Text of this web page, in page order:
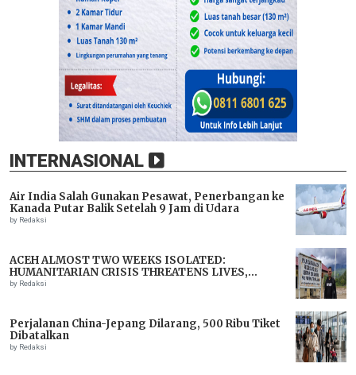
INTERNASIONAL
Air India Salah Gunakan Pesawat, Penerbangan ke
Kanada Putar Balik Setelah 9 Jam di Udara
by Redaksi
ACEH ALMOST TWO WEEKS ISOLATED:
HUMANITARIAN CRISIS THREATENS LIVES,
IMMEDIATE ASSISTANCE URGENTLY NEEDED
by Redaksi
Perjalanan China-Jepang Dilarang, 500 Ribu Tiket
Dibatalkan
by Redaksi